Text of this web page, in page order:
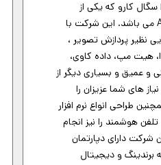
کارو که یکی از
برترین اپراتور ها در زمینه AI می باشد. این شرکت با
نظیر پردازش تصویر ،
هیت مپ، داده کاوی،
و عمیق و بسیاری دیگر از
های شما عزیزان را
طراحی انواع نرم افزار
هوشمند را نیز انجام
دارای دپارتمان
برندینگ و دیجیتال